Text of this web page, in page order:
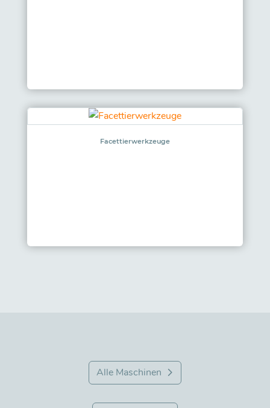
Facettierwerkzeuge
Alle Maschinen